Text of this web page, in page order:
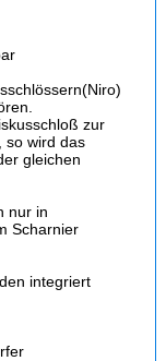
zur
so wird das
gleichen
nur in
Scharnier
integriert